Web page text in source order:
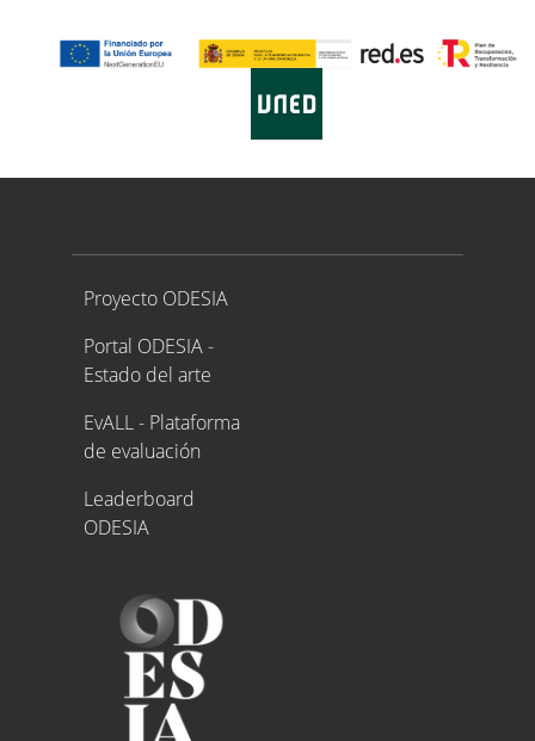
Proyecto ODESIA
Proyecto ODESIA
Portal ODESIA -
Estado del arte
EvALL - Plataforma
de evaluación
Leaderboard
ODESIA